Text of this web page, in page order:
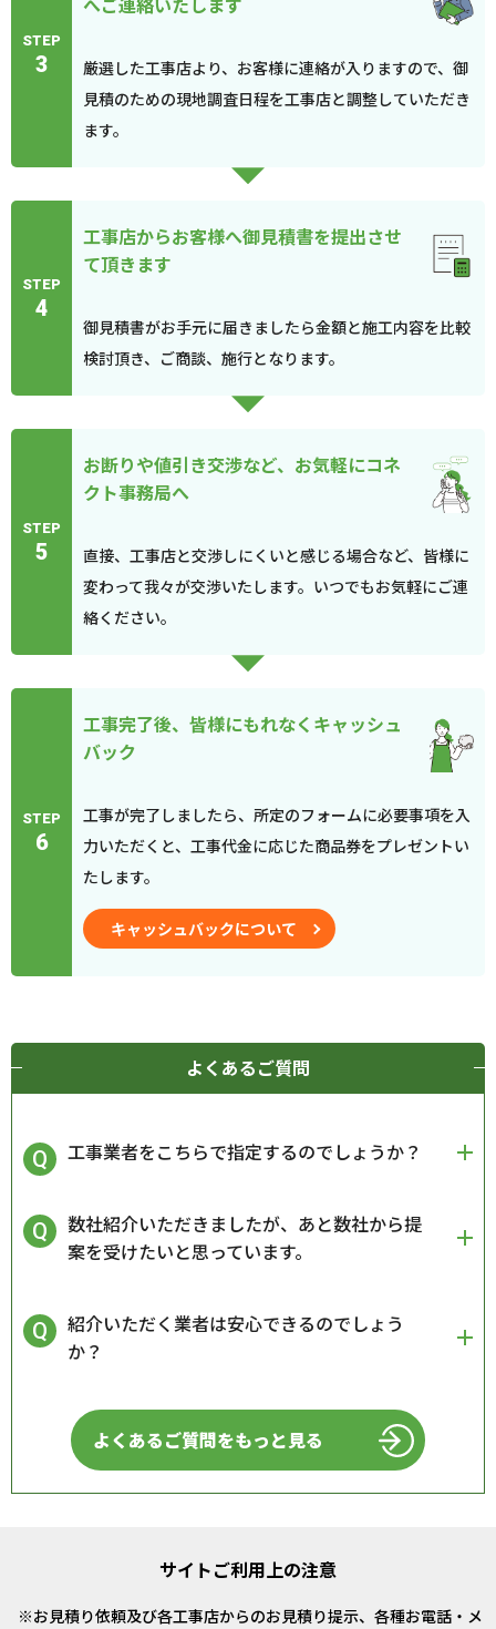
STEP
3
厳選した工事店より、お客様に連絡が入りますので、御
見積のための現地調査日程を工事店と調整していただき
ます。
STEP
4
工事店からお客様へ御見積書を提出させ
て頂きます
御見積書がお手元に届きましたら金額と施工内容を比較
検討頂き、ご商談、施行となります。
STEP
5
お断りや値引き交渉など、お気軽にコネ
クト事務局へ
直接、工事店と交渉しにくいと感じる場合など、皆様に
変わって我々が交渉いたします。いつでもお気軽にご連
絡ください。
STEP
6
工事完了後、皆様にもれなくキャッシュ
バック
工事が完了しましたら、所定のフォームに必要事項を入
力いただくと、工事代金に応じた商品券をプレゼントい
たします。
キャッシュバックについて
よくあるご質問
工事業者をこちらで指定するのでしょうか？
数社紹介いただきましたが、あと数社から提
案を受けたいと思っています。
紹介いただく業者は安心できるのでしょう
か？
よくあるご質問をもっと見る
サイトご利用上の注意
お見積り依頼及び各工事店からのお見積り提示、各種お電話・メ